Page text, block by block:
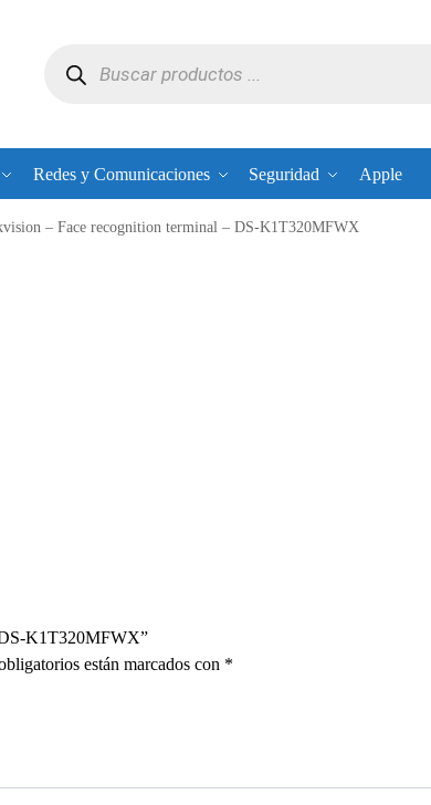
Redes y Comunicaciones Seguridad Apple
– Face recognition terminal – DS-K1T320MFWX
K1T320MFWX”
están marcados con *